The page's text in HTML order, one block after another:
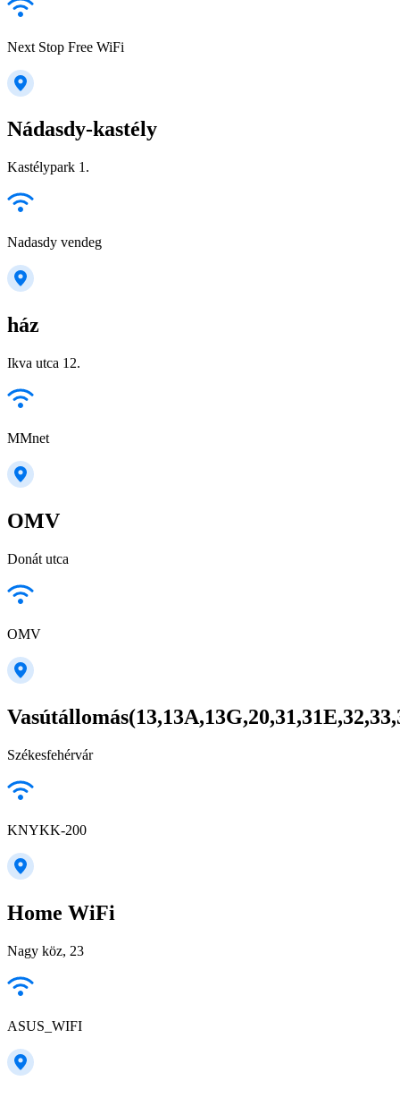
Next Stop Free WiFi
Nádasdy-kastély
Kastélypark 1.
Nadasdy vendeg
ház
Ikva utca 12.
MMnet
OMV
Donát utca
OMV
Székesfehérvár
KNYKK-200
Home WiFi
Nagy köz, 23
ASUS_WIFI